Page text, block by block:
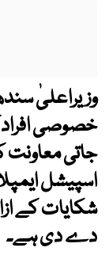
وزیراعلیٰ
خصوصی
جاتی معاونت
اسپیشل
شکایات کے
دے دی ہے۔